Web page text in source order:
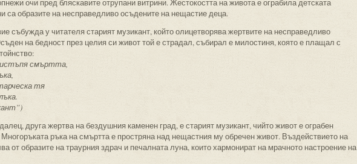
очи пред бляскавите отрупани витрини. Жестокостта на живота е ограбила детската
са образите на несправедливо осъдените на нещастие деца.
събужда у читателя старият музикант, който олицетворява жертвите на несправедливо
на бедност през целия си живот той е страдал, събирал е милостиня, която е плащал с
смъртта,
тя
друга жертва на бездушния каменен град, е старият музикант, чийто живот е ограбен
ръка на смъртта е простряна над нещастния му обречен живот. Въздействието на
от образите на траурния здрач и печалната луна, които хармонират на мрачното настроение на